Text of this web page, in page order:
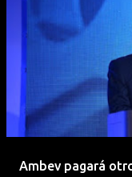
Ambev pagará